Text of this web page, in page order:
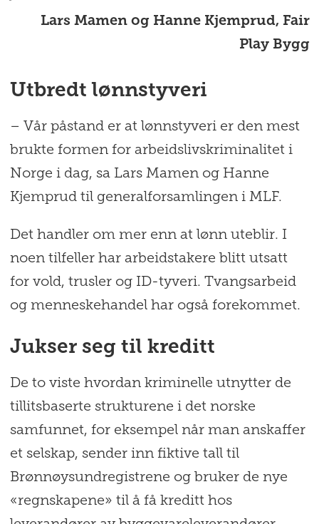
Lars Mamen og Hanne Kjemprud, Fair
Play Bygg
Utbredt lønnstyveri
– Vår påstand er at lønnstyveri er den mest
brukte formen for arbeidslivskriminalitet i
Norge i dag, sa Lars Mamen og Hanne
Kjemprud til generalforsamlingen i MLF.
Det handler om mer enn at lønn uteblir. I
noen tilfeller har arbeidstakere blitt utsatt
for vold, trusler og ID-tyveri. Tvangsarbeid
og menneskehandel har også forekommet.
Jukser seg til kreditt
De to viste hvordan kriminelle utnytter de
tillitsbaserte strukturene i det norske
samfunnet, for eksempel når man anskaffer
et selskap, sender inn fiktive tall til
Brønnøysundregistrene og bruker de nye
«regnskapene» til å få kreditt hos